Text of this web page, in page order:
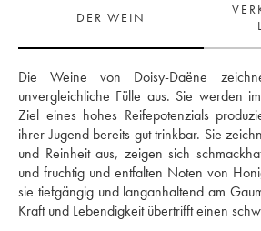
DER WEIN
Die Weine von Doisy-Daëne
unvergleichliche Fülle aus. Sie werden
Ziel eines hohes Reifepotenzials
ihrer Jugend bereits gut trinkbar. Sie
und Reinheit aus, zeigen sich
und fruchtig und entfalten Noten von
sie tiefgängig und langanhaltend am
Kraft und Lebendigkeit übertrifft einen